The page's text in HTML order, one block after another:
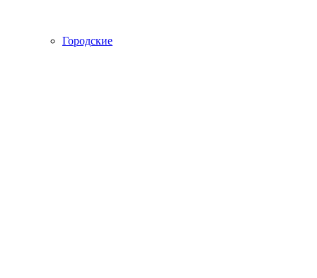
Городские